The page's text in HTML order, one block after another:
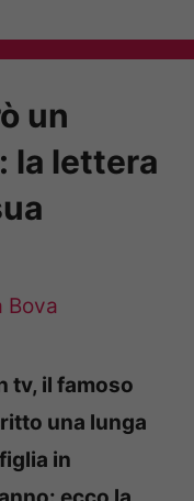
un
la lettera
Bova
tv, il famoso
una lunga
in